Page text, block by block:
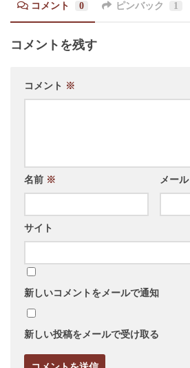
コメント 0 ピンバック 1
コメントを残す
コメント ※
名前 ※ メール
サイト
新しいコメントをメールで通知
新しい投稿をメールで受け取る